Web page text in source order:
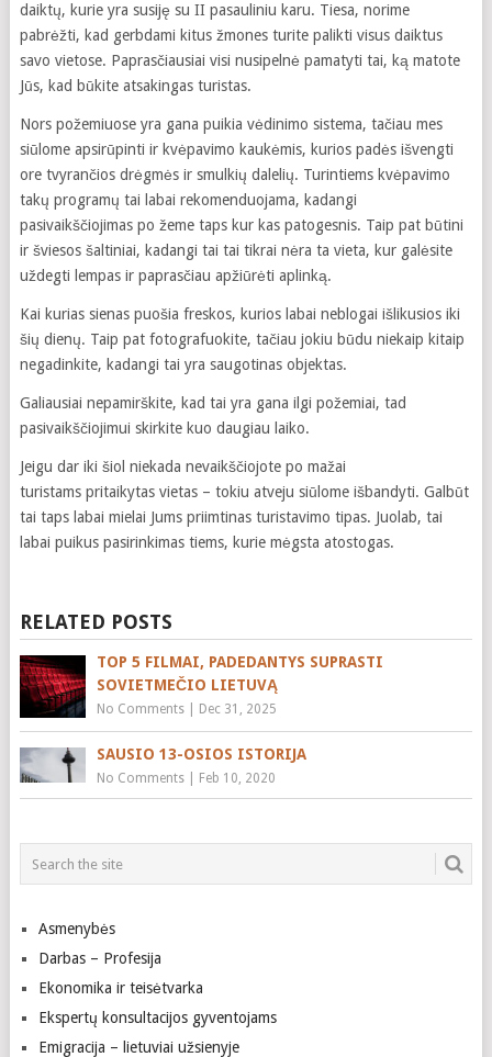
daiktų, kurie yra susiję su II pasauliniu karu. Tiesa, norime
pabrėžti, kad gerbdami kitus žmones turite palikti visus daiktus
savo vietose. Paprasčiausiai visi nusipelnė pamatyti tai, ką matote
Jūs, kad būkite atsakingas turistas.
Nors požemiuose yra gana puikia vėdinimo sistema, tačiau mes
siūlome apsirūpinti ir kvėpavimo kaukėmis, kurios padės išvengti
ore tvyrančios drėgmės ir smulkių dalelių. Turintiems kvėpavimo
takų programų tai labai rekomenduojama, kadangi
pasivaikščiojimas po žeme taps kur kas patogesnis. Taip pat būtini
ir šviesos šaltiniai, kadangi tai tai tikrai nėra ta vieta, kur galėsite
uždegti lempas ir paprasčiau apžiūrėti aplinką.
Kai kurias sienas puošia freskos, kurios labai neblogai išlikusios iki
šių dienų. Taip pat fotografuokite, tačiau jokiu būdu niekaip kitaip
negadinkite, kadangi tai yra saugotinas objektas.
Galiausiai nepamirškite, kad tai yra gana ilgi požemiai, tad
pasivaikščiojimui skirkite kuo daugiau laiko.
Jeigu dar iki šiol niekada nevaikščiojote po mažai
turistams pritaikytas vietas – tokiu atveju siūlome išbandyti. Galbūt
tai taps labai mielai Jums priimtinas turistavimo tipas. Juolab, tai
labai puikus pasirinkimas tiems, kurie mėgsta atostogas.
RELATED POSTS
TOP 5 FILMAI, PADEDANTYS SUPRASTI
SOVIETMEČIO LIETUVĄ
No Comments| Dec 31, 2025
SAUSIO 13-OSIOS ISTORIJA
No Comments| Feb 10, 2020
Asmenybės
Darbas – Profesija
Ekonomika ir teisėtvarka
Ekspertų konsultacijos gyventojams
Emigracija – lietuviai užsienyje